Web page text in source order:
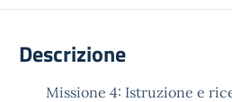
Descrizione
Missione 4: Istruzione e